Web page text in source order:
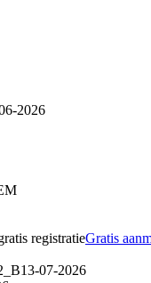
2026
registratieGratis
13-07-2026